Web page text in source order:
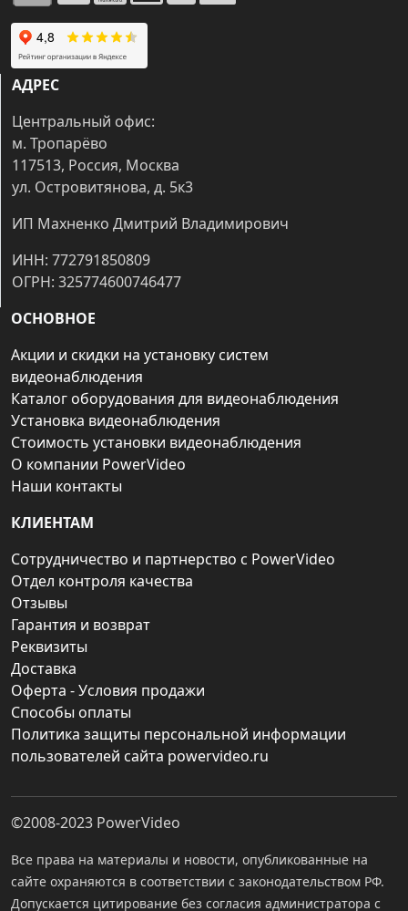
АДРЕС
Центральный офис:
м. Тропарёво
117513, Россия, Москва
ул. Островитянова, д. 5к3
ИП Махненко Дмитрий Владимирович
ИНН: 772791850809
ОГРН: 325774600746477
ОСНОВНОЕ
Акции и скидки на установку систем
видеонаблюдения
Каталог оборудования для видеонаблюдения
Установка видеонаблюдения
Стоимость установки видеонаблюдения
О компании PowerVideo
Наши контакты
КЛИЕНТАМ
Сотрудничество и партнерство с PowerVideo
Отдел контроля качества
Отзывы
Гарантия и возврат
Реквизиты
Доставка
Оферта - Условия продажи
Способы оплаты
Политика защиты персональной информации
пользователей сайта powervideo.ru
©2008-2023 PowerVideo
Все права на материалы и новости, опубликованные на
сайте охраняются в соответствии с законодательством РФ.
Допускается цитирование без согласия администратора с